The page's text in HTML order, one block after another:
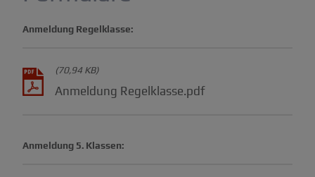
Mittelschullehramt
Anmeldung Regelklasse:
(70,94 KB)
Anmeldung Regelklasse.pdf
Anmeldung 5. Klassen: